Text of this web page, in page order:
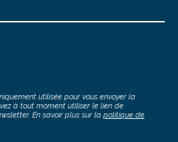
utilisée pour vous envoyer la
à tout moment utiliser le lien de
En savoir plus sur la politique de